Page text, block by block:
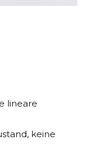
lineare
keine